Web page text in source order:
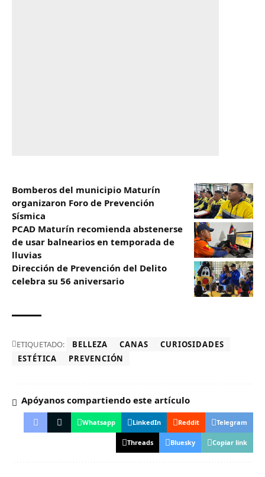
Bomberos del municipio Maturín
organizaron Foro de Prevención
Sísmica
​PCAD Maturín recomienda abstenerse
de usar balnearios en temporada de
lluvias
Dirección de Prevención del Delito
celebra su 56 aniversario
ETIQUETADO: BELLEZA CANAS
CURIOSIDADES
ESTÉTICA
PREVENCIÓN
Apóyanos compartiendo este artículo
Whatsapp LinkedIn Reddit Telegram
Threads Bluesky Copiar link